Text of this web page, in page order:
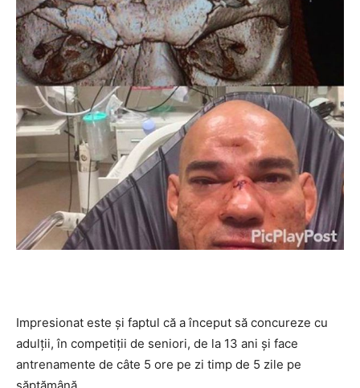
Impresionat este şi faptul că a început să concureze cu
adulţii, în competiţii de seniori, de la 13 ani şi face
antrenamente de câte 5 ore pe zi timp de 5 zile pe
săptămână.